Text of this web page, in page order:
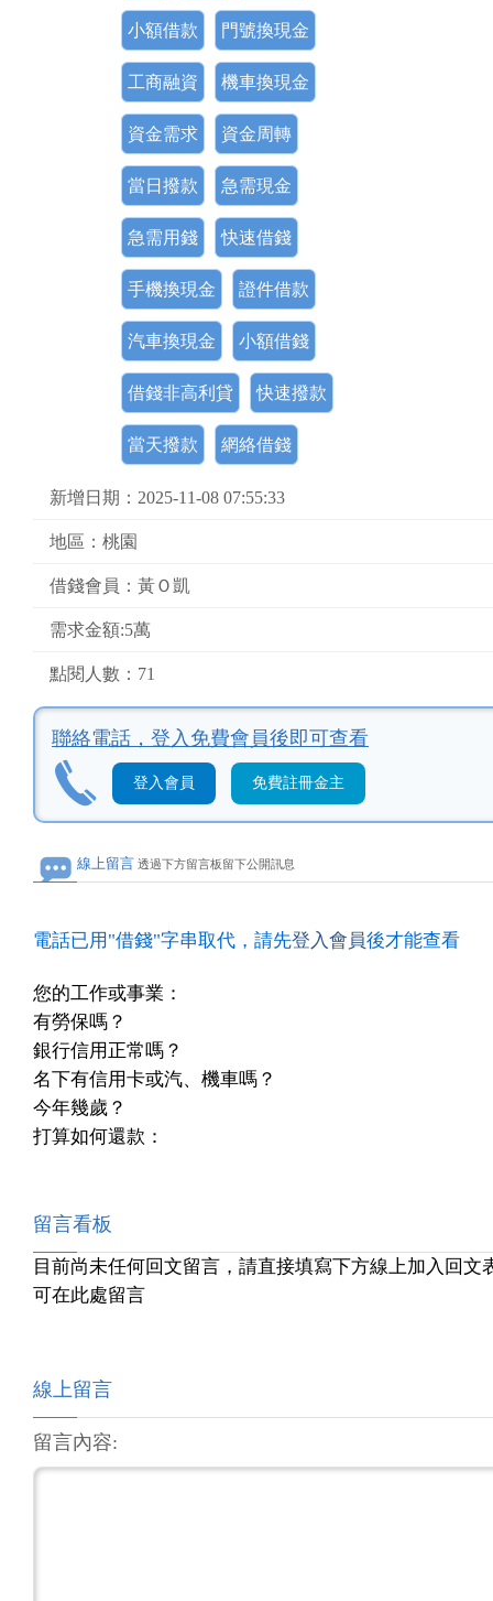
小額借款 門號換現金
工商融資 機車換現金
資金需求 資金周轉
當日撥款 急需現金
急需用錢 快速借錢
手機換現金 證件借款
汽車換現金 小額借錢
借錢非高利貸 快速撥款
當天撥款 網絡借錢
新增日期：2025-11-08 07:55:33
地區：桃園
借錢會員：黃Ｏ凱
需求金額:5萬
點閱人數：71
聯絡電話， 登入免費會員後即可查看
登入會員 免費註冊金主
線上留言 透過下方留言板留下公開訊息
電話已用"借錢"字串取代，請先登入會員後才能查看
您的工作或事業：
有勞保嗎？
銀行信用正常嗎？
名下有信用卡或汽、機車嗎？
今年幾歲？
打算如何還款：
留言看板
目前尚未任何回文留言，請直接填寫下方線上加入回文
可在此處留言
線上留言
留言內容: